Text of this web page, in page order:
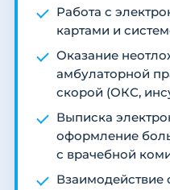
Работа с
картами и
Оказание
амбулаторной
скорой (ОКС,
Выписка
оформление
с врачебной
Взаимодействие